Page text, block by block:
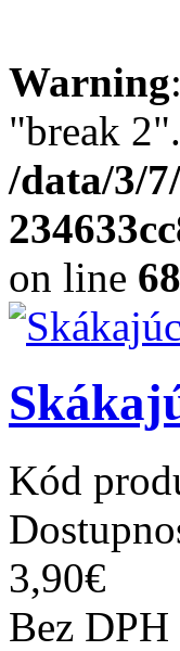
Warning
"break
/data/3/
on line
Kód
3,90€
Bez DPH